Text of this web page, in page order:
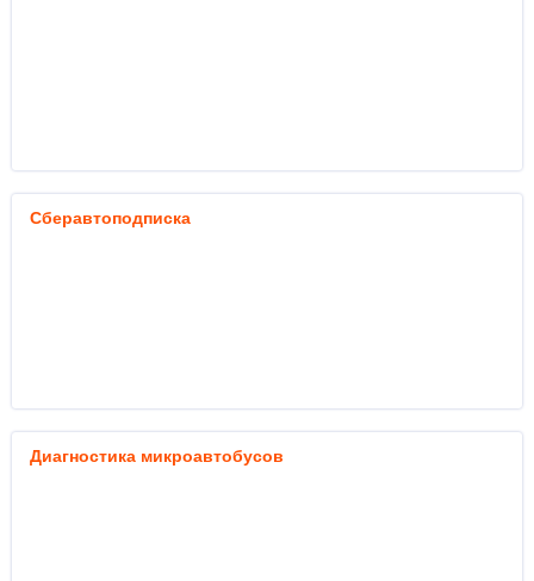
Сберавтоподписка
Диагностика микроавтобусов